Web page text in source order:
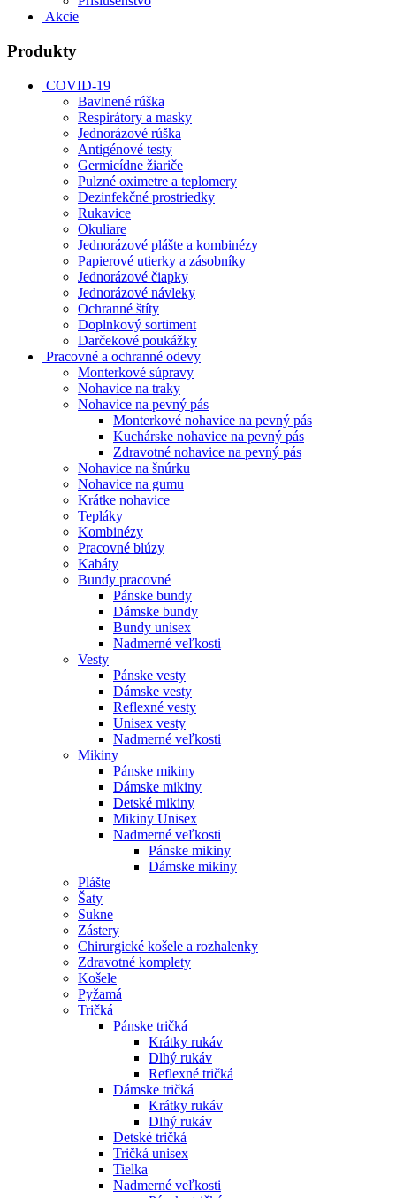
Akcie
Produkty
COVID-19
Bavlnené rúška
Respirátory a masky
Jednorázové rúška
Antigénové testy
Germicídne žiariče
Pulzné oximetre a teplomery
Dezinfekčné prostriedky
Rukavice
Okuliare
Jednorázové plášte a kombinézy
Papierové utierky a zásobníky
Jednorázové čiapky
Jednorázové návleky
Ochranné štíty
Doplnkový sortiment
Darčekové poukážky
Pracovné a ochranné odevy
Monterkové súpravy
Nohavice na traky
Nohavice na pevný pás
Monterkové nohavice na pevný pás
Kuchárske nohavice na pevný pás
Zdravotné nohavice na pevný pás
Nohavice na šnúrku
Nohavice na gumu
Krátke nohavice
Tepláky
Kombinézy
Pracovné blúzy
Kabáty
Bundy pracovné
Pánske bundy
Dámske bundy
Bundy unisex
Nadmerné veľkosti
Vesty
Pánske vesty
Dámske vesty
Reflexné vesty
Unisex vesty
Nadmerné veľkosti
Mikiny
Pánske mikiny
Dámske mikiny
Detské mikiny
Mikiny Unisex
Nadmerné veľkosti
Pánske mikiny
Dámske mikiny
Plášte
Šaty
Sukne
Zástery
Chirurgické košele a rozhalenky
Zdravotné komplety
Košele
Pyžamá
Tričká
Pánske tričká
Krátky rukáv
Dlhý rukáv
Reflexné tričká
Dámske tričká
Krátky rukáv
Dlhý rukáv
Detské tričká
Tričká unisex
Tielka
Nadmerné veľkosti